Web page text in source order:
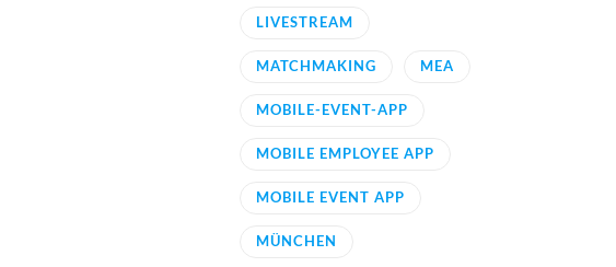
LIVESTREAM
MATCHMAKING MEA
MOBILE-EVENT-APP
MOBILE EMPLOYEE APP
MOBILE EVENT APP
MÜNCHEN